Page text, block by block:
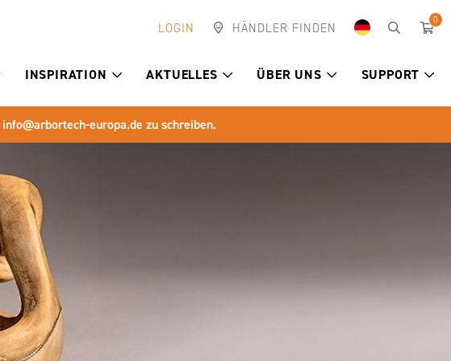
LOGIN HÄNDLER FINDEN
0
INSPIRATION AKTUELLES ÜBER UNS SUPPORT
info@arbortech-europa.de zu schreiben.